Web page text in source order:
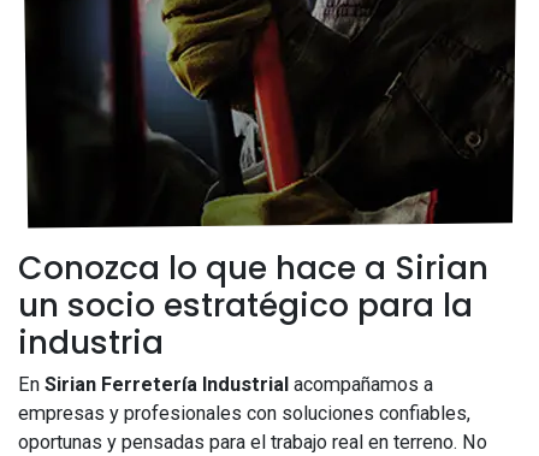
Conozca lo que hace a Sirian
un socio estratégico para la
industria
En Sirian Ferretería Industrial acompañamos a
empresas y profesionales con soluciones confiables,
oportunas y pensadas para el trabajo real en terreno. No